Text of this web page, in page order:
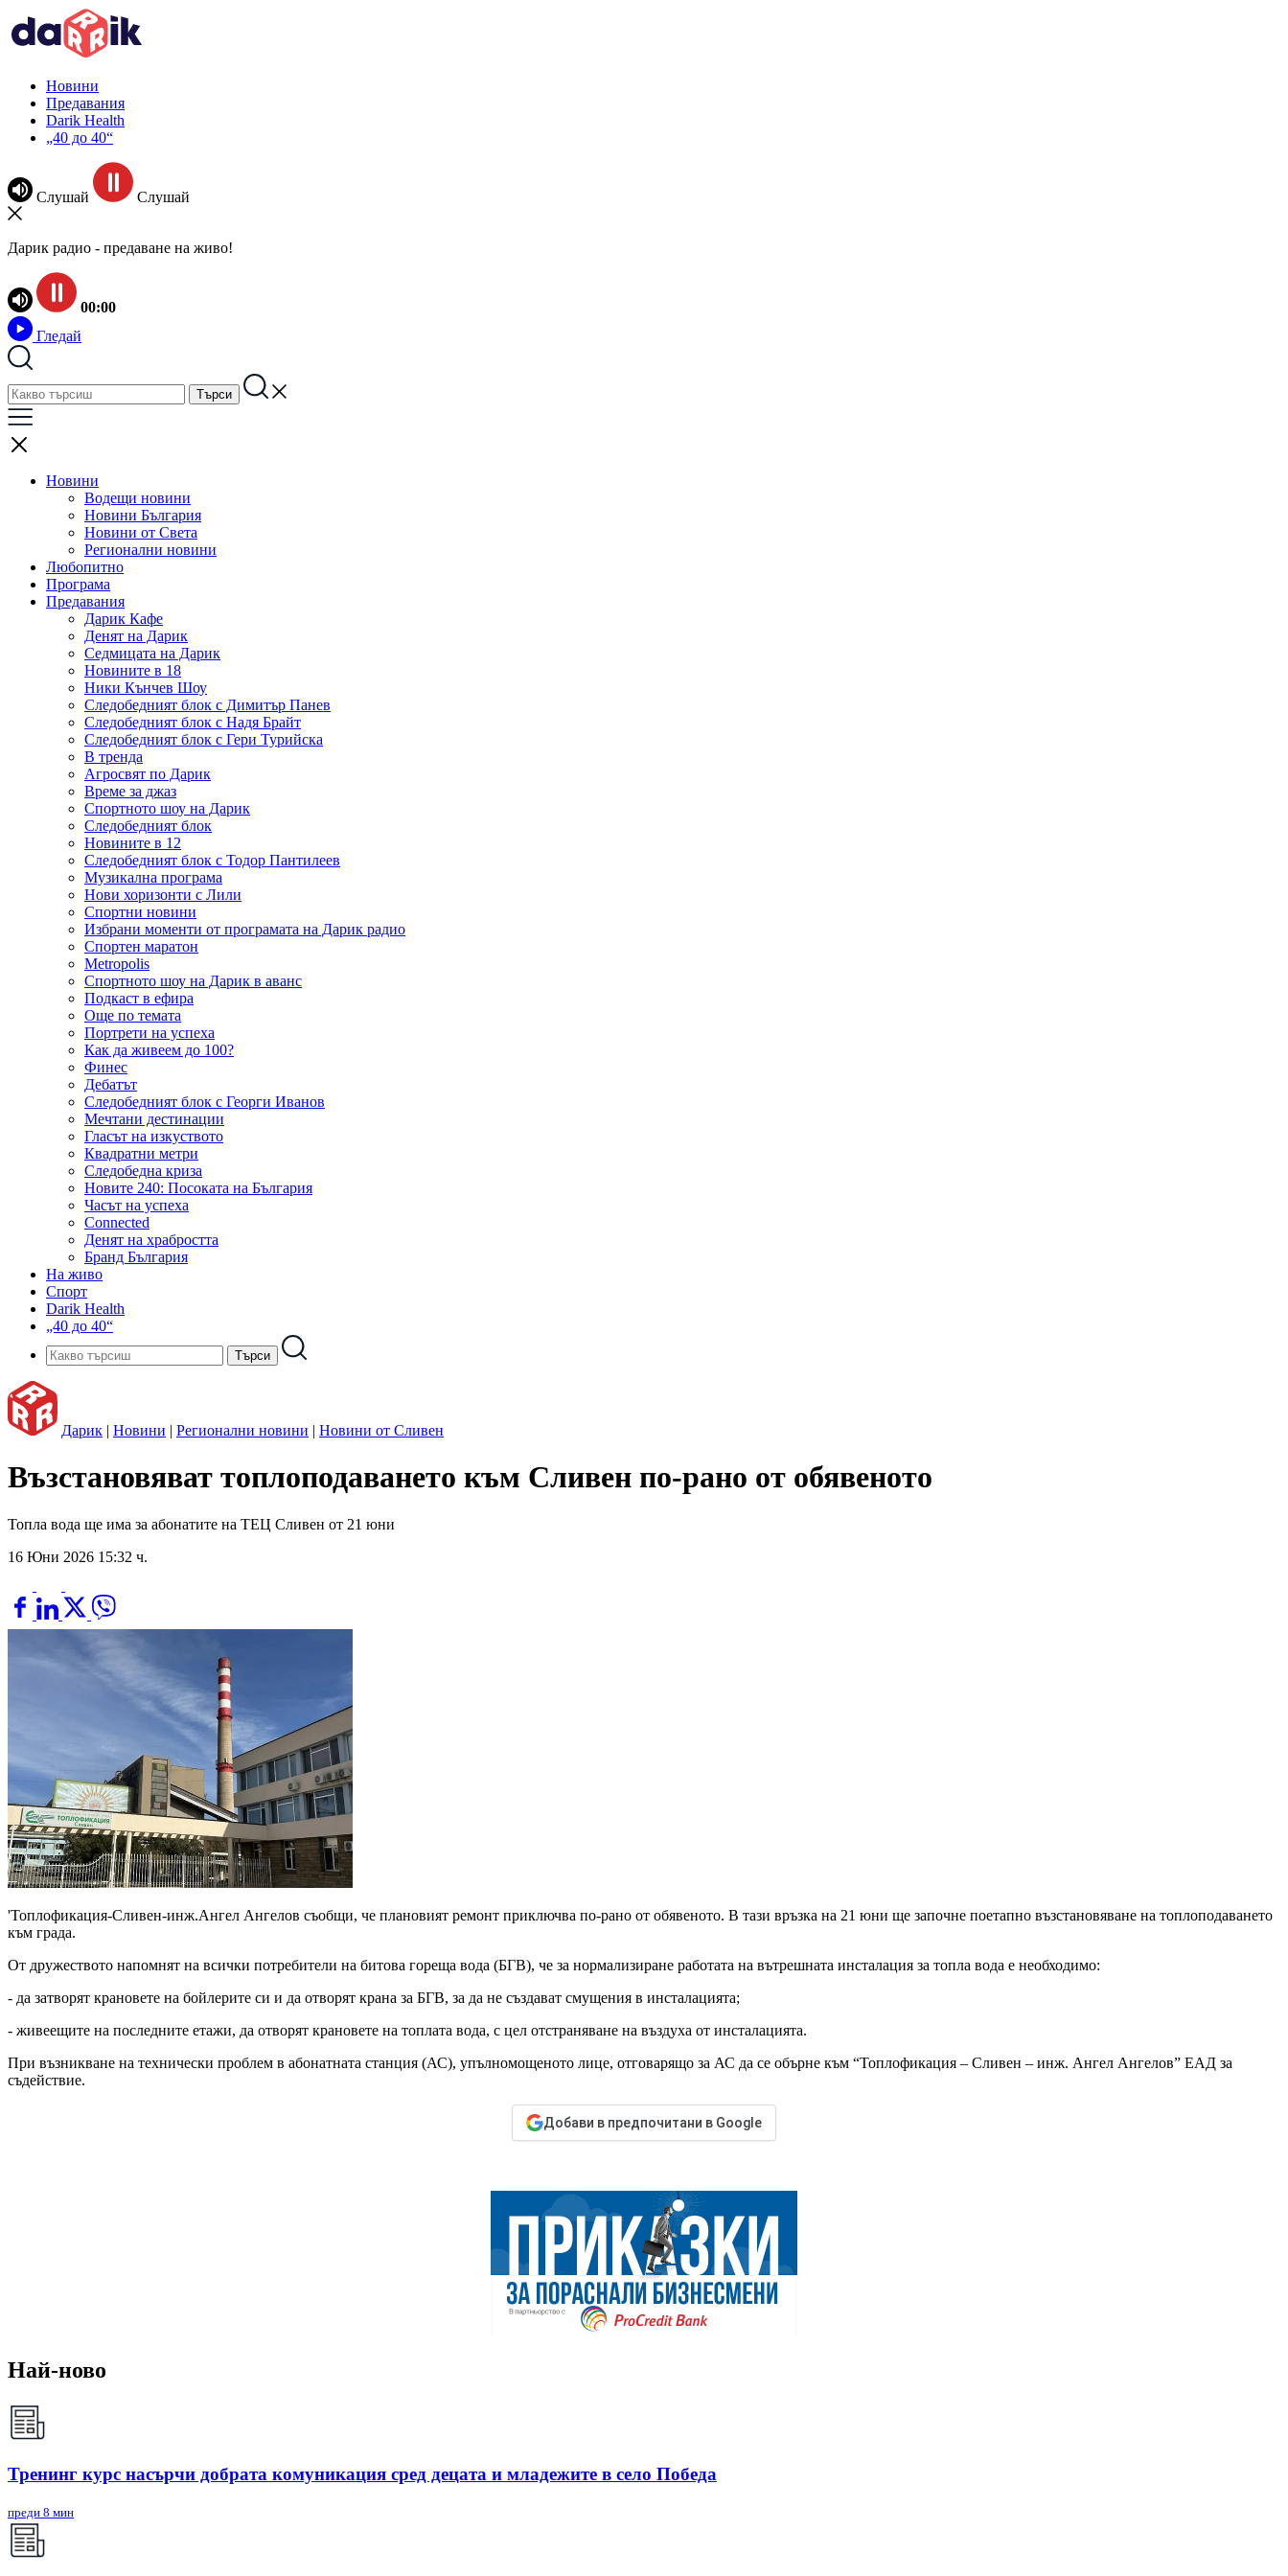
Новини
Предавания
Darik Health
„40 до 40“
Слушай Слушай
Дарик радио - предаване на живо!
00:00
Гледай
Новини
Водещи новини
Новини България
Новини от Света
Регионални новини
Любопитно
Програма
Предавания
Дарик Кафе
Денят на Дарик
Седмицата на Дарик
Новините в 18
Ники Кънчев Шоу
Следобедният блок с Димитър Панев
Следобедният блок с Надя Брайт
Следобедният блок с Гери Турийска
В тренда
Агросвят по Дарик
Време за джаз
Спортното шоу на Дарик
Следобедният блок
Новините в 12
Следобедният блок с Тодор Пантилеев
Музикална програма
Нови хоризонти с Лили
Спортни новини
Избрани моменти от програмата на Дарик радио
Спортен маратон
Metropolis
Спортното шоу на Дарик в аванс
Подкаст в ефира
Още по темата
Портрети на успеха
Как да живеем до 100?
Финес
Дебатът
Следобедният блок с Георги Иванов
Мечтани дестинации
Гласът на изкуството
Квадратни метри
Следобедна криза
Новите 240: Посоката на България
Часът на успеха
Connected
Денят на храбростта
Бранд България
На живо
Спорт
Darik Health
„40 до 40“
Дарик | Новини | Регионални новини | Новини от Сливен
Възстановяват топлоподаването към Сливен по-рано от обявеното
Топла вода ще има за абонатите на ТЕЦ Сливен от 21 юни
16 Юни 2026 15:32 ч.
'Топлофикация-Сливен-инж.Ангел Ангелов съобщи, че плановият ремонт приключва по-рано от обявеното. В тази връзка на 21 юни ще започне поетапно възстановяване на топлоподаването
към града.
От дружеството напомнят на всички потребители на битова гореща вода (БГВ), че за нормализиране работата на вътрешната инсталация за топла вода е необходимо:
- да затворят крановете на бойлерите си и да отворят крана за БГВ, за да не създават смущения в инсталацията;
- живеещите на последните етажи, да отворят крановете на топлата вода, с цел отстраняване на въздуха от инсталацията.
При възникване на технически проблем в абонатната станция (АС), упълномощеното лице, отговарящо за АС да се обърне към “Топлофикация – Сливен – инж. Ангел Ангелов” ЕАД за
съдействие.
Добави в предпочитани в Google
Най-ново
Тренинг курс насърчи добрата комуникация сред децата и младежите в село Победа
преди 8 мин